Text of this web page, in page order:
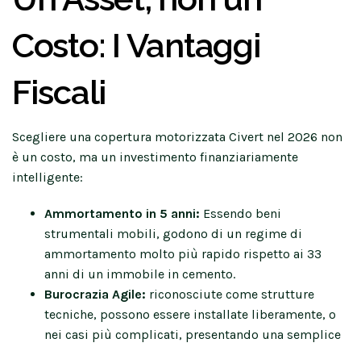
Costo: I Vantaggi
Fiscali
Scegliere una copertura motorizzata Civert nel 2026 non
è un costo, ma un investimento finanziariamente
intelligente:
Ammortamento in 5 anni: Essendo beni
strumentali mobili, godono di un regime di
ammortamento molto più rapido rispetto ai 33
anni di un immobile in cemento.
Burocrazia Agile: riconosciute come strutture
tecniche, possono essere installate liberamente, o
nei casi più complicati, presentando una semplice